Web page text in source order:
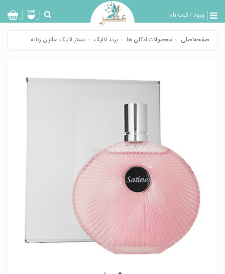
ورود/ثبت نام
بازگشت
0 0
صفحه‌اصلی محصولات ادکلن ها برند لالیک تستر لالیک ساتین زنانه